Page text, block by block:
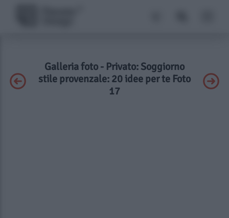
Galleria foto - Privato: Soggiorno
stile provenzale: 20 idee per te Foto
17